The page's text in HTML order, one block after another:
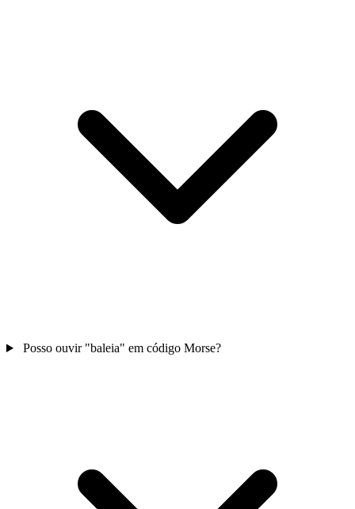
Posso ouvir "baleia" em código Morse?